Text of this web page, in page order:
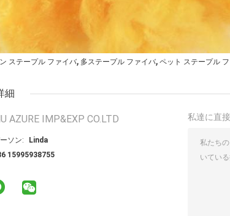
ステープル ファイバ, 多ステープル ファイバ, ペット ステープル
細
AZURE IMP&EXP CO.LTD
ソン:
Linda
15995938755
私達に直